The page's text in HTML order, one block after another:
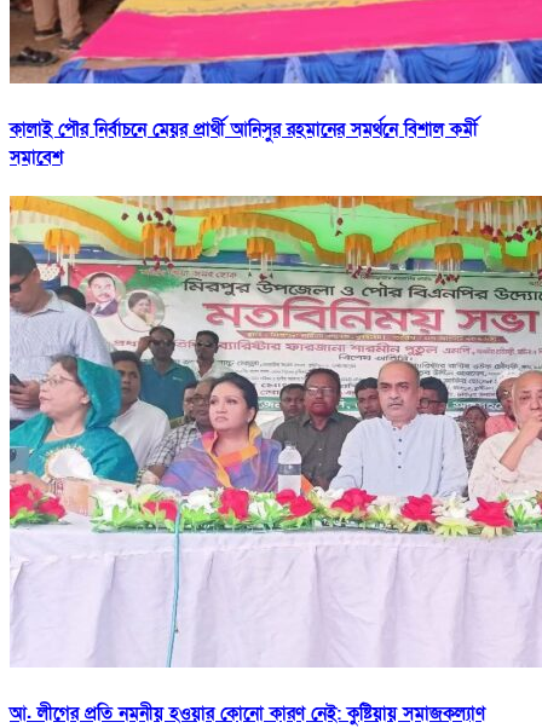
কালাই পৌর নির্বাচনে মেয়র প্রার্থী আনিসুর রহমানের সমর্থনে বিশাল কর্মী
সমাবেশ
আ. লীগের প্রতি নমনীয় হওয়ার কোনো কারণ নেই: কুষ্টিয়ায় সমাজকল্যাণ